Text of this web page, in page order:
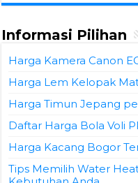
Informasi Pilihan
Harga Kamera Canon
Harga Lem Kelopak
Harga Timun Jepang
Daftar Harga Bola Voli
Harga Kacang Bogor
Tips Memilih Water